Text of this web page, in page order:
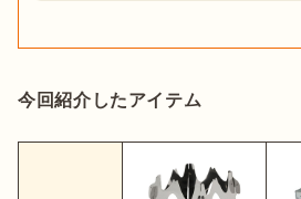
今回紹介したアイテム